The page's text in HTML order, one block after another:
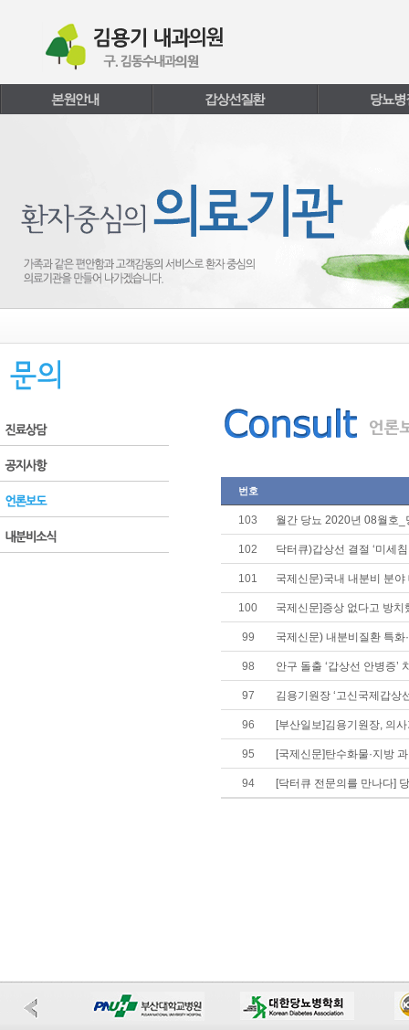
번호
103 월간 당뇨 2020년 08월호
102 닥터큐)갑상선 결절 ‘미세
101 국제신문)국내 내분비 분
100 국제신문]증상 없다고 방
99 국제신문) 내분비질환 특
98 안구 돌출 ‘갑상선 안병증’
97 김용기원장 ‘고신국제갑상
96 [부산일보]김용기원장, 의
95 [국제신문]탄수화물·지방
94 [닥터큐 전문의를 만나다]